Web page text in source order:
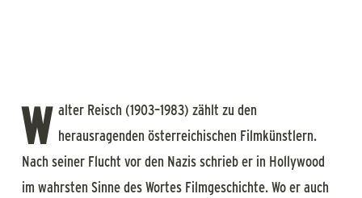
W alter Reisch (1903–1983) zählt zu den
herausragenden österreichischen Filmkünstlern.
Nach seiner Flucht vor den Nazis schrieb er in Hollywood
im wahrsten Sinne des Wortes Filmgeschichte. Wo er auch